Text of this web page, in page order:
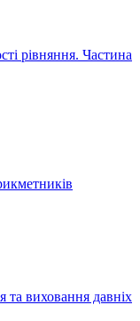
рівняння. Частина
та виховання давніх